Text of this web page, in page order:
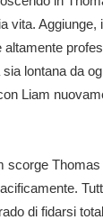
vita. Aggiunge,
altamente
lontana da
Liam
Thomas
di fidarsi